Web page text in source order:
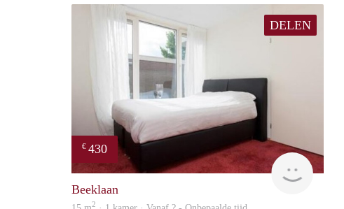
DELEN
€ 430
Woning
Beeklaan
2